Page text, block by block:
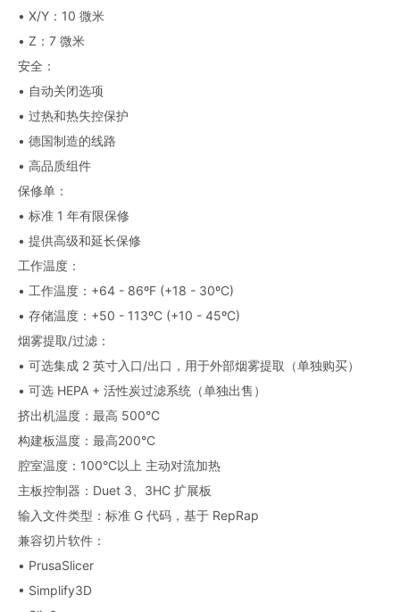
• X/Y：10 微米
• Z：7 微米
安全：
• 自动关闭选项
• 过热和热失控保护
• 德国制造的线路
• 高品质组件
保修单：
• 标准 1 年有限保修
• 提供高级和延长保修
工作温度：
• 工作温度：+64 - 86ºF (+18 - 30ºC)
• 存储温度：+50 - 113ºC (+10 - 45ºC)
烟雾提取/过滤：
• 可选集成 2 英寸入口/出口，用于外部烟雾提取（单独购买）
• 可选 HEPA + 活性炭过滤系统（单独出售）
挤出机温度：最高 500°C
构建板温度：最高200°C
腔室温度：100°C以上 主动对流加热
主板控制器：Duet 3、3HC 扩展板
输入文件类型：标准 G 代码，基于 RepRap
兼容切片软件：
• PrusaSlicer
• Simplify3D